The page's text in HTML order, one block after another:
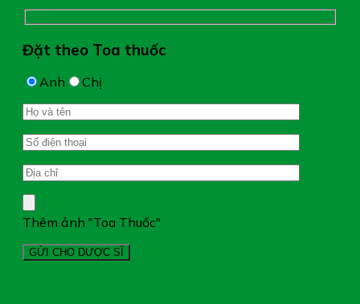
Đặt theo Toa thuốc
Anh Chị
Thêm ảnh "Toa Thuốc"